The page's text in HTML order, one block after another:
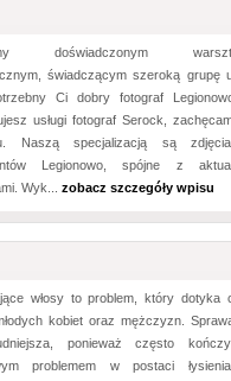
doświadczonym
świadczącym szeroką grupę
Ci dobry fotograf
usługi fotograf Serock,
Naszą specjalizacją są
Legionowo, spójne z
Wyk... zobacz szczegóły wpisu
włosy to problem, który dotyka
kobiet oraz mężczyzn.
ponieważ często
problemem w postaci